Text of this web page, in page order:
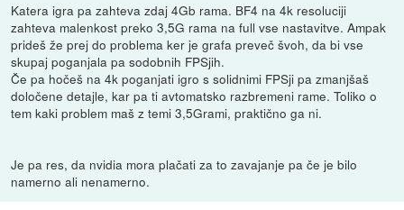
Katera igra pa zahteva zdaj 4Gb rama. BF4 na 4k resoluciji
zahteva malenkost preko 3,5G rama na full vse nastavitve. Ampak
prideš že prej do problema ker je grafa preveč švoh, da bi vse
skupaj poganjala pa sodobnih FPSjih.
Če pa hočeš na 4k poganjati igro s solidnimi FPSji pa zmanjšaš
določene detajle, kar pa ti avtomatsko razbremeni rame. Toliko o
tem kaki problem maš z temi 3,5Grami, praktično ga ni.
Je pa res, da nvidia mora plačati za to zavajanje pa če je bilo
namerno ali nenamerno.